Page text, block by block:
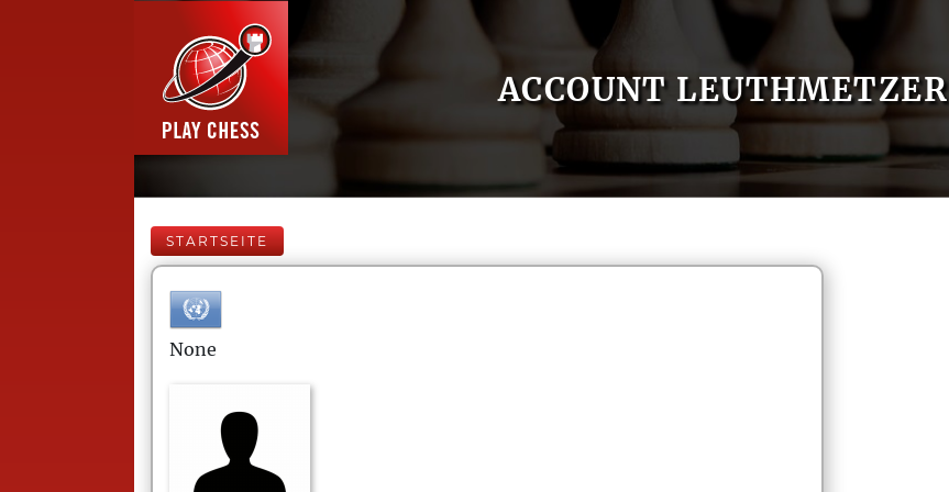
ACCOUNT LEUTHMETZER
STARTSEITE
None